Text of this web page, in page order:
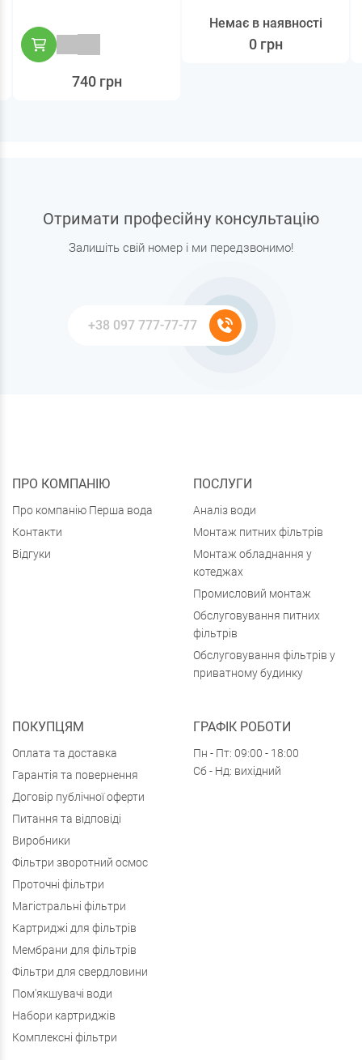
740 грн
0 грн
Немає в наявності
Отримати професійну консультацію
Залишіть свій номер і ми передзвонимо!
ПРО КОМПАНІЮ
Про компанію Перша вода
Контакти
Відгуки
ПОСЛУГИ
Аналіз води
Монтаж питних фільтрів
Монтаж обладнання у
котеджах
Промисловий монтаж
Обслуговування питних
фільтрів
Обслуговування фільтрів у
приватному будинку
ПОКУПЦЯМ
Оплата та доставка
Гарантія та повернення
Договір публічної оферти
Питання та відповіді
Виробники
Фільтри зворотний осмос
Проточні фільтри
Магістральні фільтри
Картриджі для фільтрів
Мембрани для фільтрів
Фільтри для свердловини
Пом'якшувачі води
Набори картриджів
Комплексні фільтри
ГРАФІК РОБОТИ
Пн - Пт: 09:00 - 18:00
Сб - Нд: вихідний